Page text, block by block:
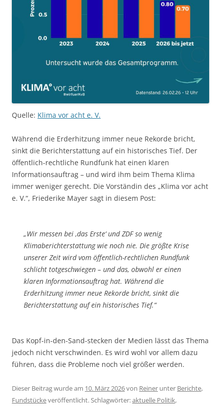
Quelle: Klima vor acht e. V.
Während die Erderhitzung immer neue Rekorde bricht,
sinkt die Berichterstattung auf ein historisches Tief. Der
öffentlich-rechtliche Rundfunk hat einen klaren
Informationsauftrag – und wird ihm beim Thema Klima
immer weniger gerecht. Die Vorständin des „Klima vor acht
e. V.“, Friederike Mayer sagt in diesem Post:
„Wir messen bei ‚das Erste‘ und ZDF so wenig
Klimaberichterstattung wie noch nie. Die größte Krise
unserer Zeit wird vom öffentlich-rechtlichen Rundfunk
schlicht totgeschwiegen – und das, obwohl er einen
klaren Informationsauftrag hat. Während die
Erderhitzung immer neue Rekorde bricht, sinkt die
Berichterstattung auf ein historisches Tief.“
Das Kopf-in-den-Sand-stecken der Medien lässt das Thema
jedoch nicht verschwinden. Es wird wohl vor allem dazu
führen, dass die Probleme noch viel größer werden.
Dieser Beitrag wurde am 10. März 2026von Reiner unter Berichte,
Fundstückeveröffentlicht. Schlagwörter:aktuelle Politik,